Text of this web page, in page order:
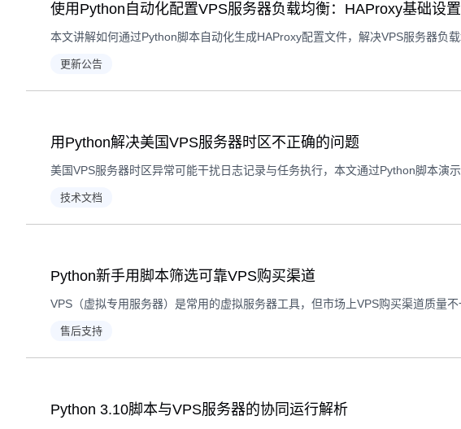
使用Python自动化配置VPS服务器负载均衡：HAProxy基础设置
更新公告
用Python解决美国VPS服务器时区不正确的问题
技术文档
Python新手用脚本筛选可靠VPS购买渠道
售后支持
Python 3.10脚本与VPS服务器的协同运行解析